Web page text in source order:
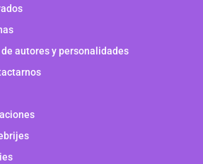
autores y personalidades